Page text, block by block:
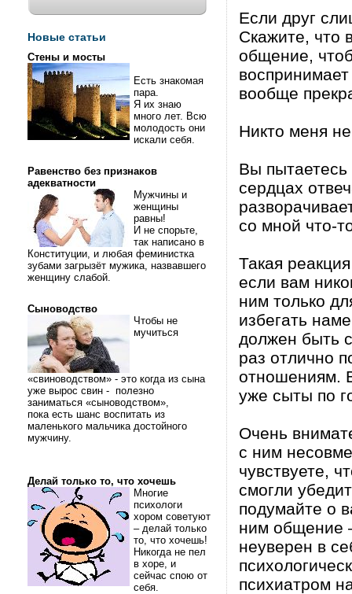
Новые статьи
Стены и мосты
Есть знакомая
пара.
Я их знаю
много лет. Всю
молодость они
искали себя.
Равенство без признаков
адекватности
Мужчины и
женщины
равны!
И не спорьте,
так написано в
Конституции, и любая феминистка
зубами загрызёт мужика, назвавшего
женщину слабой.
Сыноводство
Чтобы не
мучиться
«свиноводством» - это когда из сына
уже вырос свин - полезно
заниматься «сыноводством»,
пока есть шанс воспитать из
маленького мальчика достойного
мужчину.
Делай только то, что хочешь
Многие
психологи
хором советуют
– делай только
то, что хочешь!
Никогда не пел
в хоре, и
сейчас спою от
себя.
Если друг
Скажите, что
общение,
вообще
Никто меня
Вы пытаетесь
сердцах
со мной что-
Такая
если вам
ним только
избегать
должен быть
раз отлично
отношениям.
уже сыты по
Очень
с ним
чувствуете,
смогли
подумайте о
ним общение
неуверен в
психиатром